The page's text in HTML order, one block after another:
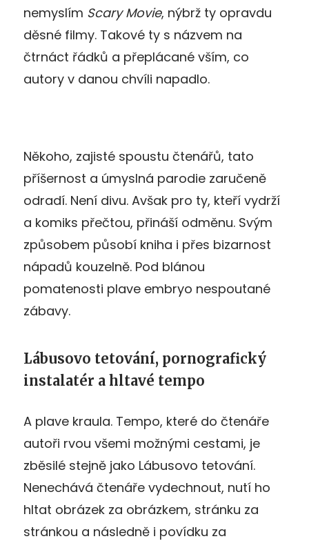
nemyslím Scary Movie, nýbrž ty opravdu
děsné filmy. Takové ty s názvem na
čtrnáct řádků a přeplácané vším, co
autory v danou chvíli napadlo.
Někoho, zajisté spoustu čtenářů, tato
příšernost a úmyslná parodie zaručeně
odradí. Není divu. Avšak pro ty, kteří vydrží
a komiks přečtou, přináší odměnu. Svým
způsobem působí kniha i přes bizarnost
nápadů kouzelně. Pod blánou
pomatenosti plave embryo nespoutané
zábavy.
Lábusovo tetování, pornografický
instalatér a hltavé tempo
A plave kraula. Tempo, které do čtenáře
autoři rvou všemi možnými cestami, je
zběsilé stejně jako Lábusovo tetování.
Nenechává čtenáře vydechnout, nutí ho
hltat obrázek za obrázkem, stránku za
stránkou a následně i povídku za